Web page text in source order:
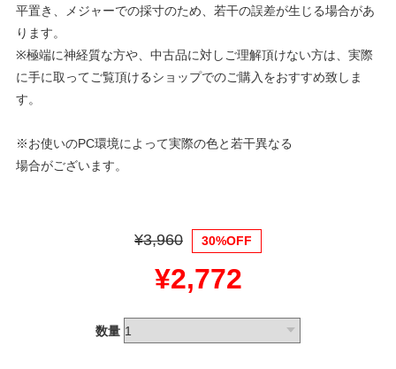
平置き、メジャーでの採寸のため、若干の誤差が生じる場合があ
ります。
※極端に神経質な方や、中古品に対しご理解頂けない方は、実際
に手に取ってご覧頂けるショップでのご購入をおすすめ致しま
す。
※お使いのPC環境によって実際の色と若干異なる
場合がございます。
¥3,960 30%OFF
¥2,772
数量